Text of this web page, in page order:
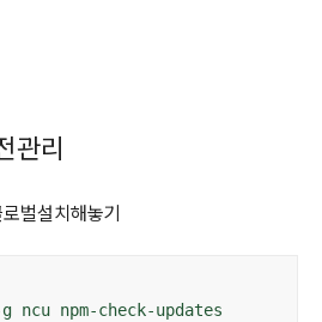
관리
벌설치해놓기
npm-check-updates